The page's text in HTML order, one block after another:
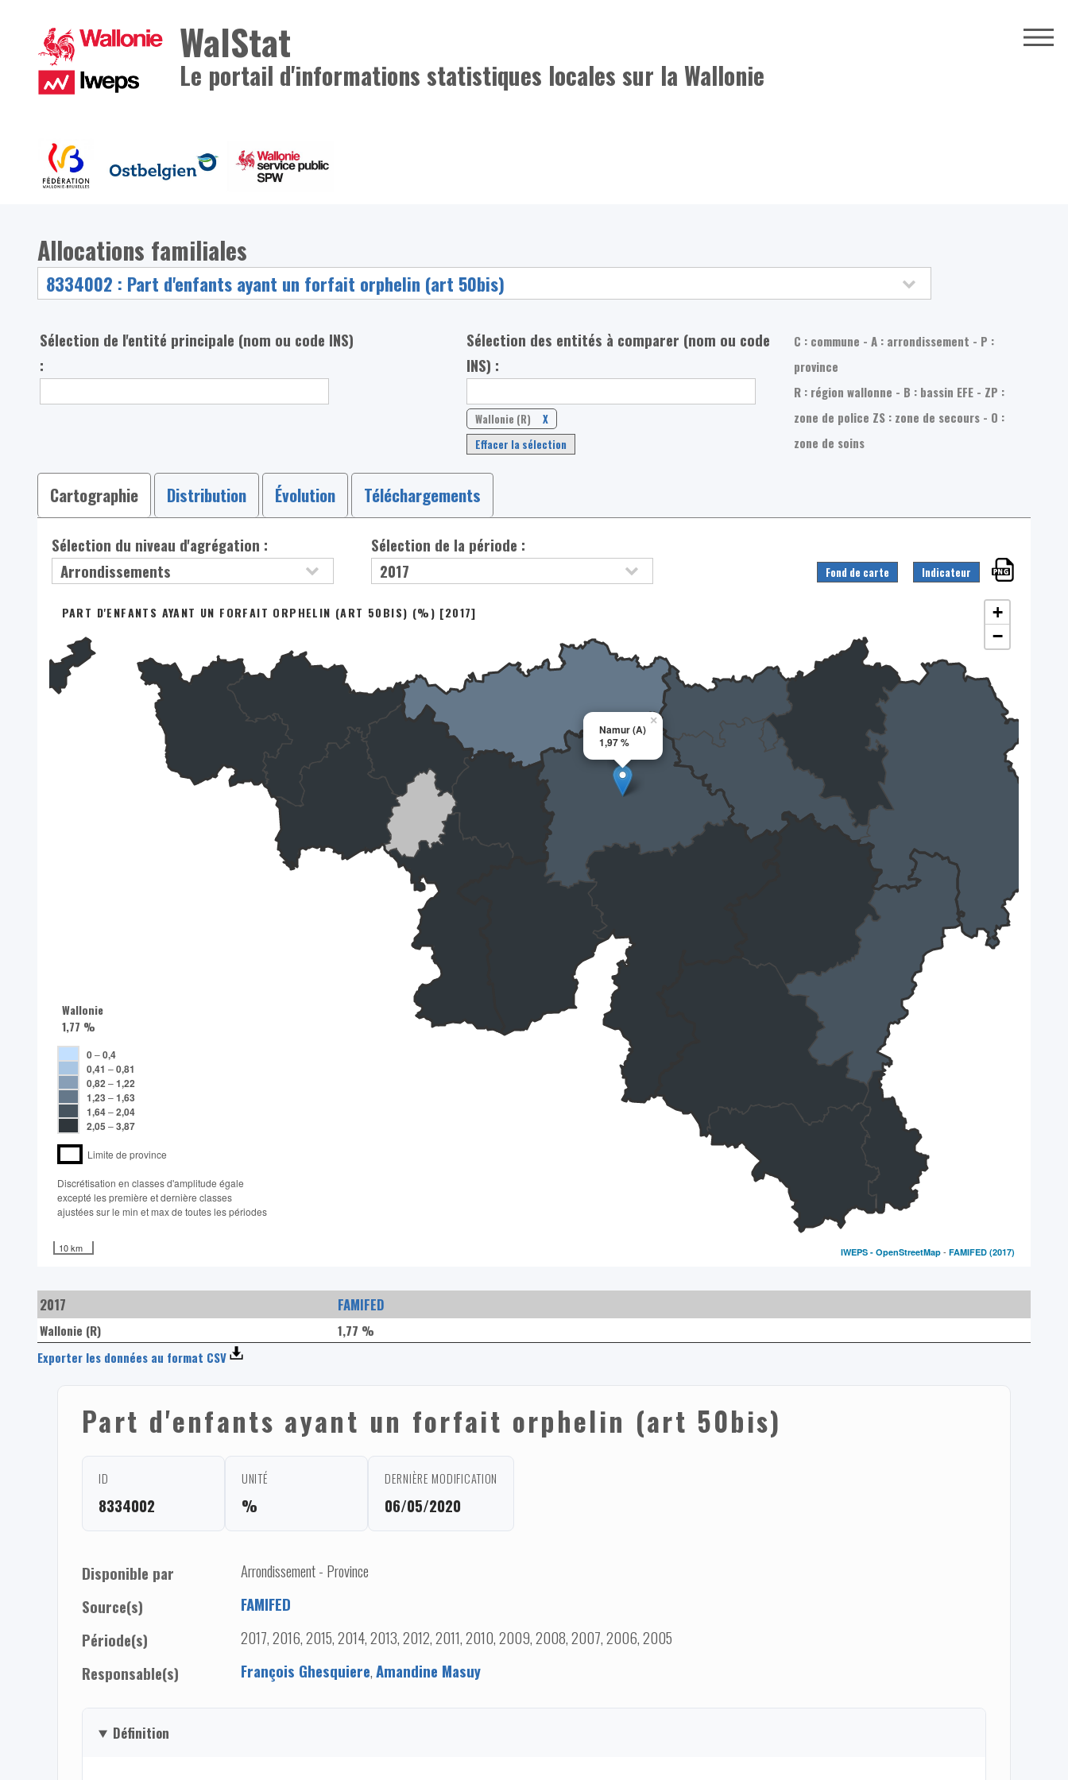
WalStat
Le portail d'informations statistiques locales sur la Wallonie
Allocations familiales
Sélection de l'entité principale (nom ou code INS)
:
Sélection des entités à comparer (nom ou code
INS) :
Wallonie (R)
X
Effacer la sélection
C : commune - A : arrondissement - P :
province
R : région wallonne - B : bassin EFE - ZP :
zone de police ZS : zone de secours - O :
zone de soins
Cartographie Distribution Évolution Téléchargements
Sélection du niveau d'agrégation : Sélection de la période :
Fond de carte Indicateur
Namur (A)
1,97 %
×
PART D'ENFANTS AYANT UN FORFAIT ORPHELIN (ART 50BIS) (%) [2017]
+
−
Wallonie
1,77 %
0–0,4
0,41 –0,81
0,82 –1,22
1,23 –1,63
1,64–2,04
2,05 –3,87
Limite de province
Discrétisation en classes d'amplitude égale​
excepté les première et dernière classes
ajustées sur le min et max de toutes les périodes
10 km IWEPS -OpenStreetMap -FAMIFED (2017)
2017 FAMIFED
Wallonie (R)
1,77 %
Exporter les données au format CSV
Part d'enfants ayant un forfait orphelin (art 50bis)
ID
8334002
UNITÉ
%
DERNIÈRE MODIFICATION
06/05/2020
Disponible par
Arrondissement - Province
Source(s)
FAMIFED
Période(s)
2017, 2016, 2015, 2014, 2013, 2012, 2011, 2010, 2009, 2008, 2007, 2006, 2005
Responsable(s)
François Ghesquiere,Amandine Masuy
Définition